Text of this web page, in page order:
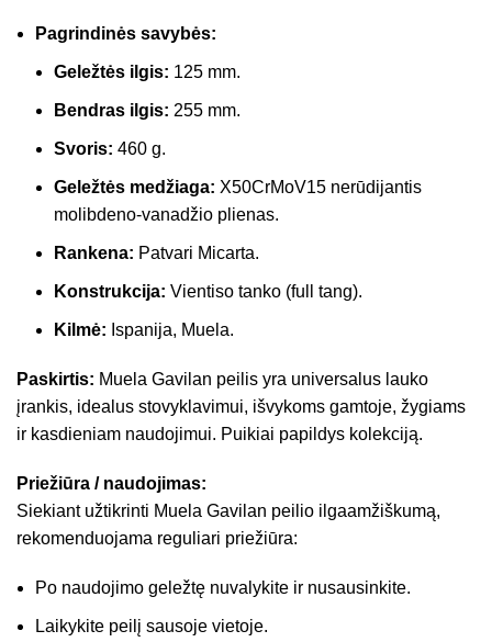
Pagrindinės savybės:
Geležtės ilgis: 125 mm.
Bendras ilgis: 255 mm.
Svoris: 460 g.
Geležtės medžiaga: X50CrMoV15 nerūdijantis
molibdeno-vanadžio plienas.
Rankena: Patvari Micarta.
Konstrukcija: Vientiso tanko (full tang).
Kilmė: Ispanija, Muela.
Paskirtis: Muela Gavilan peilis yra universalus lauko
įrankis, idealus stovyklavimui, išvykoms gamtoje, žygiams
ir kasdieniam naudojimui. Puikiai papildys kolekciją.
Priežiūra / naudojimas:
Siekiant užtikrinti Muela Gavilan peilio ilgaamžiškumą,
rekomenduojama reguliari priežiūra:
Po naudojimo geležtę nuvalykite ir nusausinkite.
Laikykite peilį sausoje vietoje.